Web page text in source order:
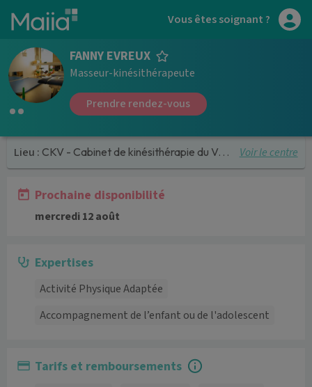
Aller au contenu principal Vous êtes soignant ?
FANNY EVREUX
Masseur-kinésithérapeute
Prendre rendez-vous
Lieu : CKV - Cabinet de kinésithérapie du Vuache Voir le centre
Prochaine disponibilité
mercredi 12 août
Expertises
Activité Physique Adaptée
Accompagnement de l’enfant ou de l'adolescent
Tarifs et remboursements